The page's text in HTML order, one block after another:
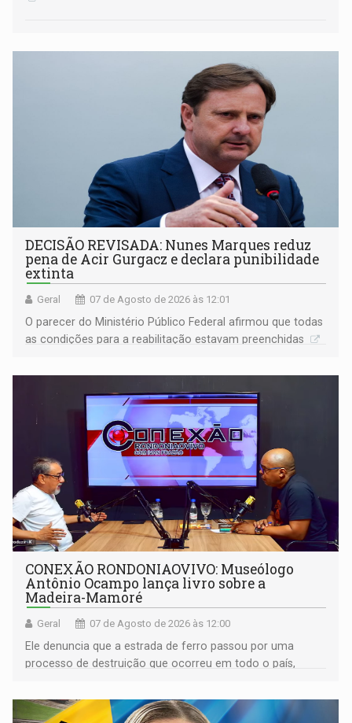
DECISÃO REVISADA: Nunes Marques reduz
pena de Acir Gurgacz e declara punibilidade
extinta
Geral 07 de Agosto de 2026 às 12:01
O parecer do Ministério Público Federal afirmou que todas
as condições para a reabilitação estavam preenchidas
CONEXÃO RONDONIAOVIVO: Museólogo
Antônio Ocampo lança livro sobre a
Madeira-Mamoré
Geral 07 de Agosto de 2026 às 12:00
Ele denuncia que a estrada de ferro passou por uma
processo de destruição que ocorreu em todo o país,